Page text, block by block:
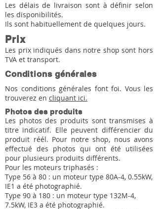
Les délais de livraison sont à définir selon
les disponibilités.
Ils sont habituellement de quelques jours.
Prix
Les prix indiqués dans notre shop sont hors
TVA et transport.
Conditions générales
Nos conditions générales font foi. Vous les
trouverez en cliquant ici.
Photos des produits
Les photos des produits sont transmises à
titre indicatif. Elle peuvent différencier du
produit réél. Pour notre shop, nous avons
effectué des photos qui ont été utilisées
pour plusieurs produits différents.
Pour les moteurs triphasés :
Type 56 à 80 : un moteur type 80A-4, 0.55kW,
IE1 a été photographié.
Type 90 à 180 : un moteur type 132M-4,
7.5kW, IE3 a été photographié.